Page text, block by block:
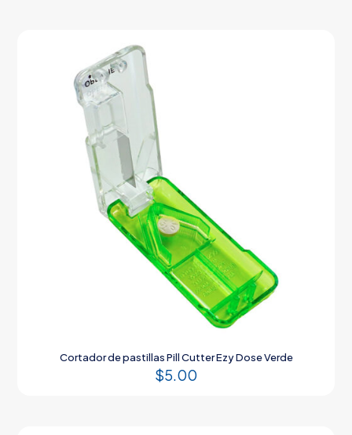
Cortador de pastillas Pill Cutter Ezy Dose Verde
$5.00